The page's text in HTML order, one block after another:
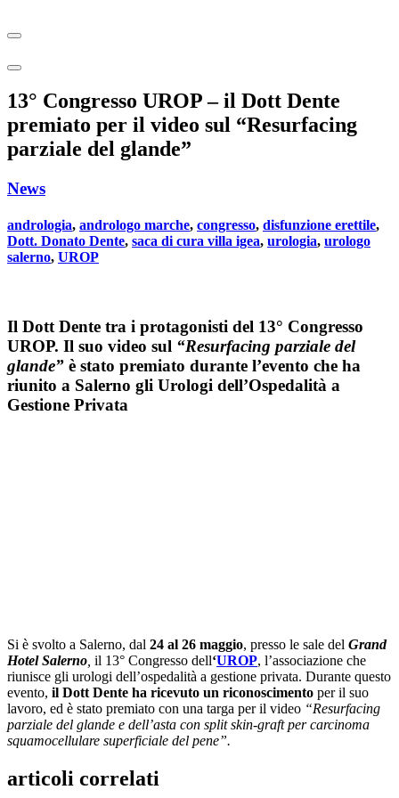
13° Congresso UROP – il Dott Dente
premiato per il video sul “Resurfacing
parziale del glande”
News
andrologia, andrologo marche, congresso, disfunzione erettile,
Dott. Donato Dente, saca di cura villa igea, urologia, urologo
salerno, UROP
Il Dott Dente tra i protagonisti del 13° Congresso
UROP. Il suo video sul “Resurfacing parziale del
glande” è stato premiato durante l’evento che ha
riunito a Salerno gli Urologi dell’Ospedalità a
Gestione Privata
Si è svolto a Salerno, dal 24 al 26 maggio, presso le sale del Grand
Hotel Salerno il 13° Congresso dell‘UROP, l’associazione che
riunisce gli urologi dell’ospedalità a gestione privata. Durante questo
evento, il Dott Dente ha ricevuto un riconoscimento per il suo
lavoro, ed è stato premiato con una targa per il video “Resurfacing
parziale del glande e dell’asta con split skin-graft per carcinoma
squamocellulare superficiale del pene”.
articoli correlati